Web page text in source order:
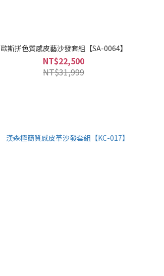
歐斯拼色質感皮藝沙發套組【SA-0064】
NT$22,500
NT$31,999